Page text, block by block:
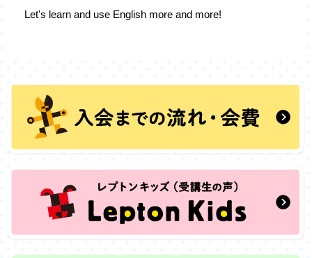
Let's learn and use English more and more!